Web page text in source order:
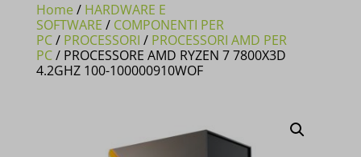
Home / HARDWARE E
SOFTWARE / COMPONENTI PER
PC/ PROCESSORI / PROCESSORI AMD PER
PC/ PROCESSORE AMD RYZEN 7 7800X3D
4.2GHZ 100-100000910WOF